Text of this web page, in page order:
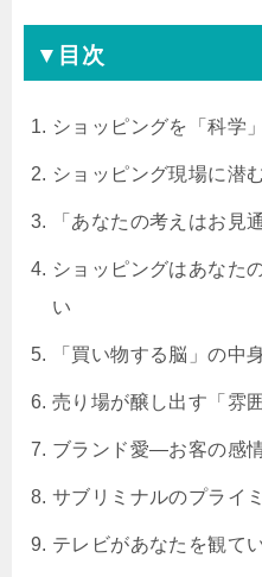
▼目次
ショッピングを「科学
ショッピング現場に潜
「あなたの考えはお見
ショッピングはあなた
い
「買い物する脳」の中
売り場が醸し出す「雰
ブランド愛―お客の感
サブリミナルのプライ
テレビがあなたを観て